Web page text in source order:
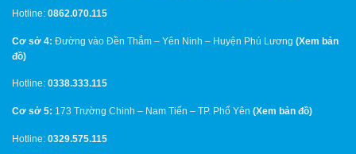
Hotline: 0862.070.115
Cơ sở 4: Đường vào Đền Thắm – Yên Ninh – Huyện Phú Lương (Xem bản
đồ)
Hotline: 0338.333.115
Cơ sở 5: 173 Trường Chinh – Nam Tiến – TP. Phổ Yên (Xem bản đồ)
Hotline: 0329.575.115